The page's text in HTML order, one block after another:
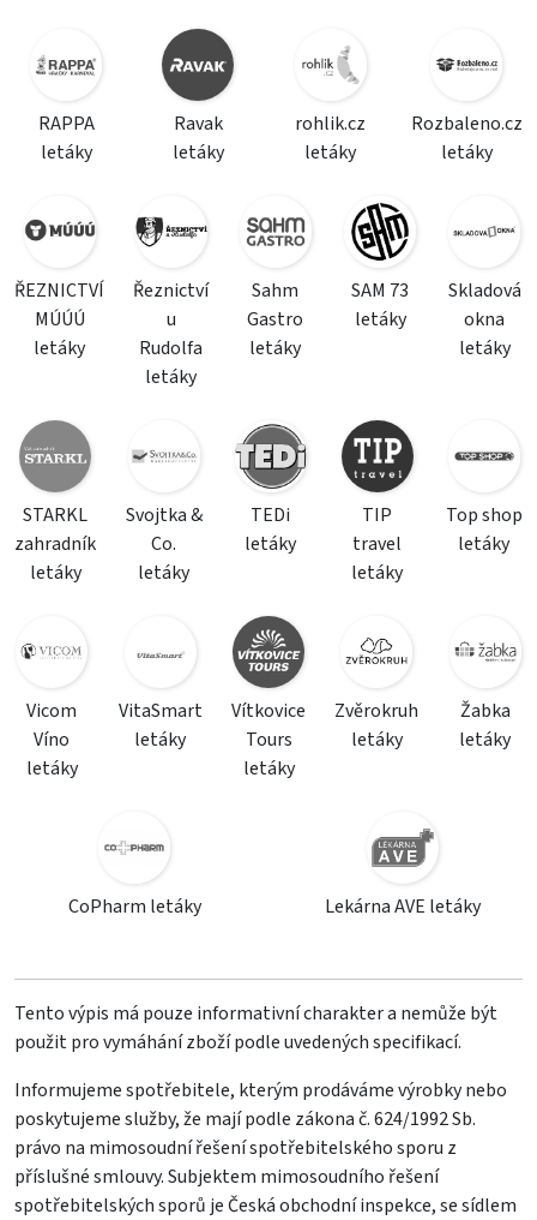
RAPPA
letáky
Ravak
letáky
rohlik.cz
letáky
Rozbaleno.cz
letáky
ŘEZNICTVÍ
MÚÚÚ
letáky
Řeznictví
u
Rudolfa
letáky
Sahm
Gastro
letáky
SAM 73
letáky
Skladová
okna
letáky
STARKL
zahradník
letáky
Svojtka &
Co.
letáky
TEDi
letáky
TIP
travel
letáky
Top shop
letáky
Vicom
Víno
letáky
VitaSmart
letáky
Vítkovice
Tours
letáky
Zvěrokruh
letáky
Žabka
letáky
CoPharm letáky Lekárna AVE letáky
Tento výpis má pouze informativní charakter a nemůže být
použit pro vymáhání zboží podle uvedených specifikací.
Informujeme spotřebitele, kterým prodáváme výrobky nebo
poskytujeme služby, že mají podle zákona č. 624/1992 Sb.
právo na mimosoudní řešení spotřebitelského sporu z
příslušné smlouvy. Subjektem mimosoudního řešení
spotřebitelských sporů je Česká obchodní inspekce, se sídlem